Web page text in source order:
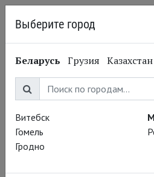
Выберите город
Беларусь Грузия Казахстан
Витебск
Гомель
Гродно